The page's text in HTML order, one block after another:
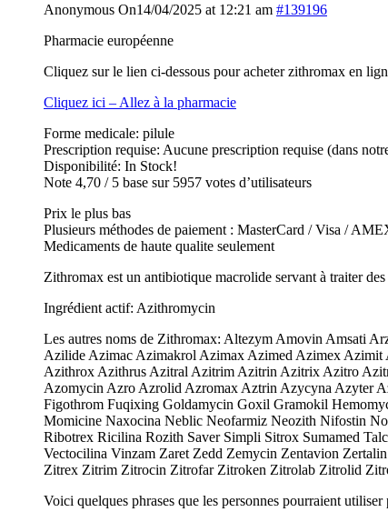
Anonymous On14/04/2025 at 12:21 am #139196
Pharmacie européenne
Cliquez sur le lien ci-dessous pour acheter zithromax en
Cliquez ici – Allez à la pharmacie
Forme medicale: pilule
Prescription requise: Aucune prescription requise (dans
Disponibilité: In Stock!
Note 4,70 / 5 base sur 5957 votes d’utilisateurs
Prix le plus bas
Plusieurs méthodes de paiement : MasterCard / Visa /
Medicaments de haute qualite seulement
Zithromax est un antibiotique macrolide servant à traiter
Ingrédient actif: Azithromycin
Les autres noms de Zithromax: Altezym Amovin Amsati
Azilide Azimac Azimakrol Azimax Azimed Azimex
Azithrox Azithrus Azitral Azitrim Azitrin Azitrix Azitro
Azomycin Azro Azrolid Azromax Aztrin Azycyna Azyter
Figothrom Fuqixing Goldamycin Goxil Gramokil
Momicine Naxocina Neblic Neofarmiz Neozith Nifostin
Ribotrex Ricilina Rozith Saver Simpli Sitrox Sumamed
Vectocilina Vinzam Zaret Zedd Zemycin Zentavion
Zitrex Zitrim Zitrocin Zitrofar Zitroken Zitrolab Zitrolid
Voici quelques phrases que les personnes pourraient